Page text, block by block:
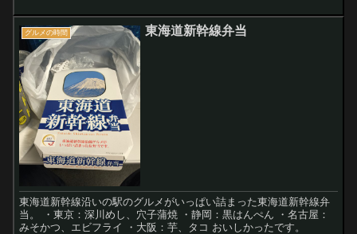
グルメの時間 東海道新幹線弁当
東海道新幹線沿いの駅のグルメがいっぱい詰まった東海道新幹線弁
当。 ・東京：深川めし、穴子蒲焼 ・静岡：黒はんぺん ・名古屋：
みそかつ、エビフライ ・大阪：芋、タコ おいしかったです。